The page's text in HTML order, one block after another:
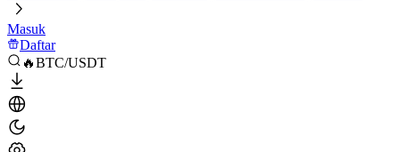
Masuk
Daftar
🔥BTC/USDT